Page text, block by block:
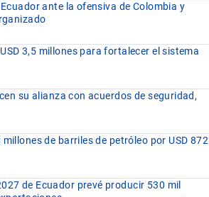
ante la ofensiva de Colombia y
3,5 millones para fortalecer el sistema
su alianza con acuerdos de seguridad,
de barriles de petróleo por USD 872
de Ecuador prevé producir 530 mil